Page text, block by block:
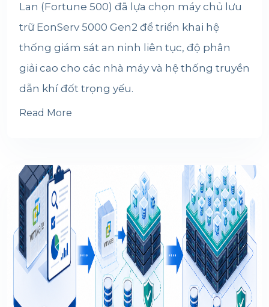
Lan (Fortune 500) đã lựa chọn máy chủ lưu
trữ EonServ 5000 Gen2 để triển khai hệ
thống giám sát an ninh liên tục, độ phân
giải cao cho các nhà máy và hệ thống truyền
dẫn khí đốt trọng yếu.
Read More